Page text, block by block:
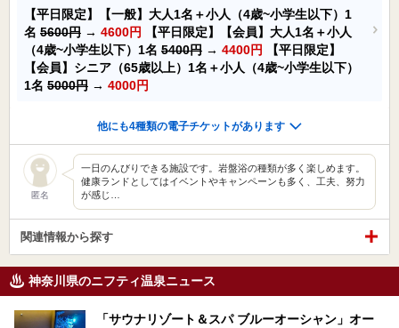
【平日限定】【一般】大人1名＋小人（4歳~小学生以下）1
名 5600円 → 4600円
【平日限定】【会員】大人1名＋小人
（4歳~小学生以下）1名 5400円 → 4400円
【平日限定】
【会員】シニア（65歳以上）1名＋小人（4歳~小学生以下）
1名 5000円 → 4000円
他にも4種類の電子チケットがあります
匿名
一日のんびりできる施設です。岩盤浴の種類が多く楽しめます。
健康ランドとしてはイベントやキャンペーンも多く、工夫、努力
が感じ…
関連情報から探す
神奈川県のニフティ温泉ニュース
「サウナリゾート＆スパ ブルーオーシャン」オー